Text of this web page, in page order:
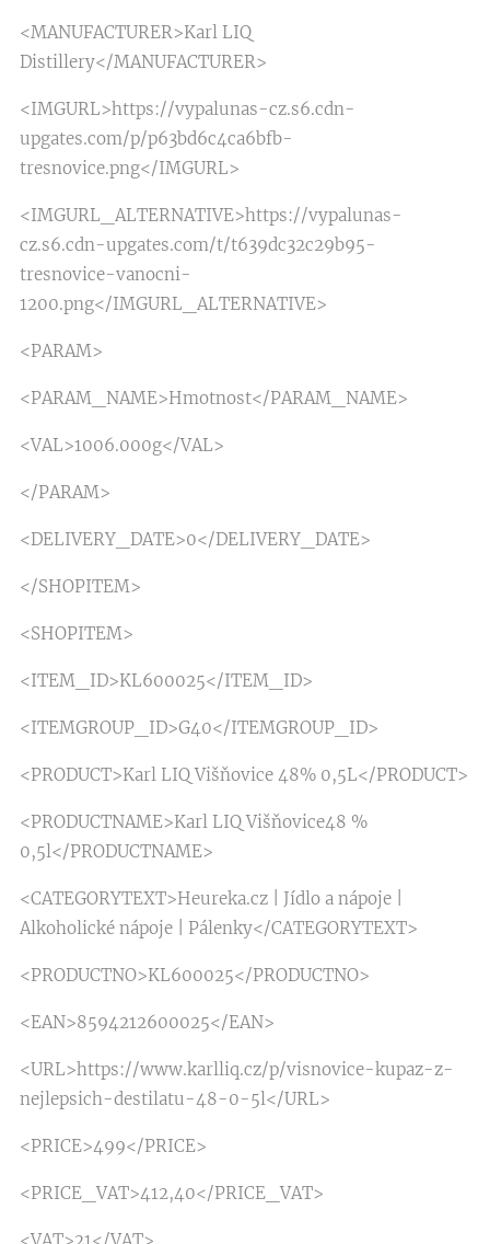
<MANUFACTURER>Karl LIQ
Distillery</MANUFACTURER>
<IMGURL>https://vypalunas-cz.s6.cdn-
upgates.com/p/p63bd6c4ca6bfb-
tresnovice.png</IMGURL>
<IMGURL_ALTERNATIVE>https://vypalunas-
cz.s6.cdn-upgates.com/t/t639dc32c29b95-
tresnovice-vanocni-
1200.png</IMGURL_ALTERNATIVE>
<PARAM>
<PARAM_NAME>Hmotnost</PARAM_NAME>
<VAL>1006.000g</VAL>
</PARAM>
<DELIVERY_DATE>0</DELIVERY_DATE>
</SHOPITEM>
<SHOPITEM>
<ITEM_ID>KL600025</ITEM_ID>
<ITEMGROUP_ID>G40</ITEMGROUP_ID>
<PRODUCT>Karl LIQ Višňovice 48% 0,5L</PRODUCT>
<PRODUCTNAME>Karl LIQ Višňovice48 %
0,5l</PRODUCTNAME>
<CATEGORYTEXT>Heureka.cz | Jídlo a nápoje |
Alkoholické nápoje | Pálenky</CATEGORYTEXT>
<PRODUCTNO>KL600025</PRODUCTNO>
<EAN>8594212600025</EAN>
<URL>https://www.karlliq.cz/p/visnovice-kupaz-z-
nejlepsich-destilatu-48-0-5l</URL>
<PRICE>499</PRICE>
<PRICE_VAT>412,40</PRICE_VAT>